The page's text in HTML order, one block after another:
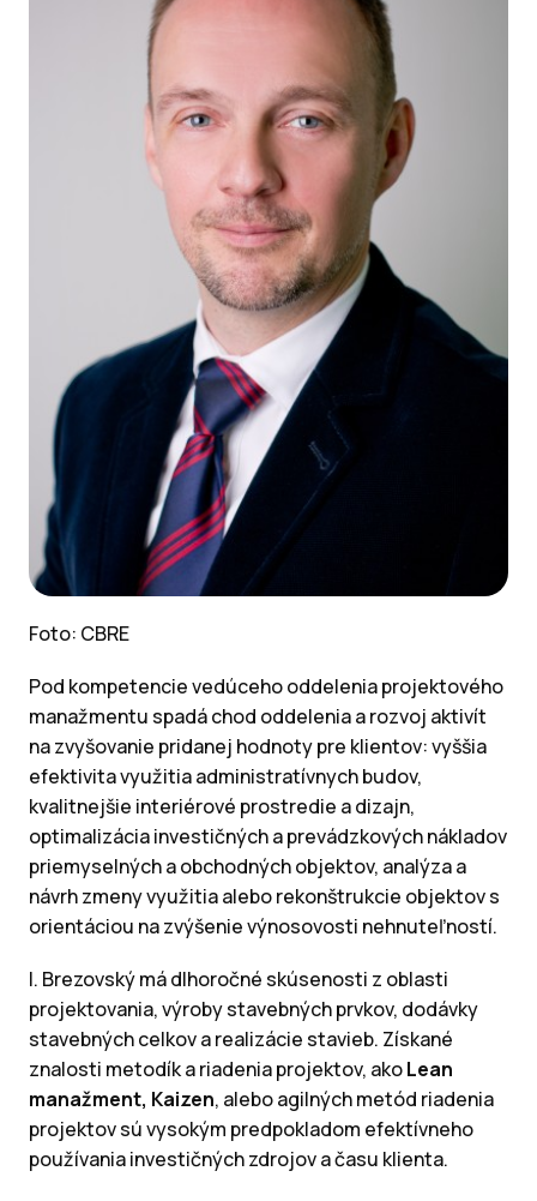
Foto: CBRE
Pod kompetencie vedúceho oddelenia projektového
manažmentu spadá chod oddelenia a rozvoj aktivít
na zvyšovanie pridanej hodnoty pre klientov: vyššia
efektivita využitia administratívnych budov,
kvalitnejšie interiérové prostredie a dizajn,
optimalizácia investičných a prevádzkových nákladov
priemyselných a obchodných objektov, analýza a
návrh zmeny využitia alebo rekonštrukcie objektov s
orientáciou na zvýšenie výnosovosti nehnuteľností.
I. Brezovský má dlhoročné skúsenosti z oblasti
projektovania, výroby stavebných prvkov, dodávky
stavebných celkov a realizácie stavieb. Získané
znalosti metodík a riadenia projektov, akoLean
manažment, Kaizen, alebo agilných metód riadenia
projektov sú vysokým predpokladom efektívneho
používania investičných zdrojov a času klienta.